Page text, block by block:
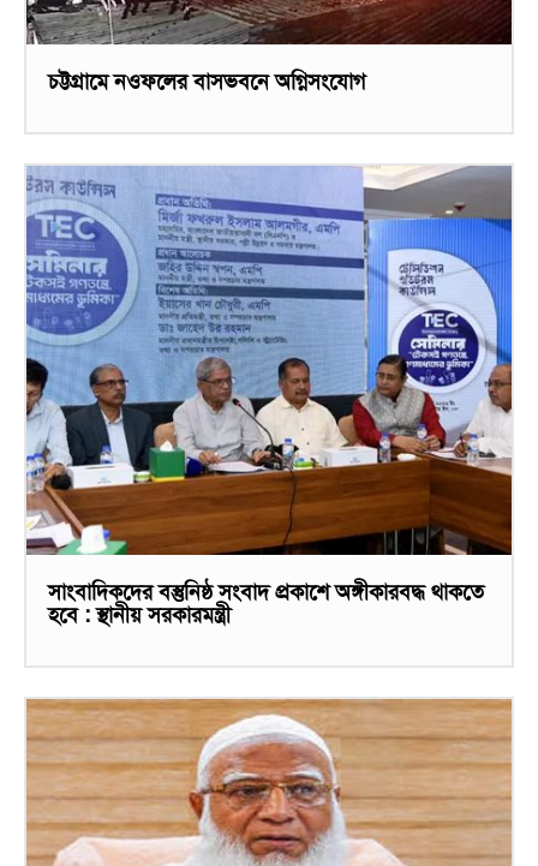
চট্টগ্রামে নওফলের বাসভবনে অগ্নিসংযোগ
সাংবাদিকদের বস্তুনিষ্ঠ সংবাদ প্রকাশে অঙ্গীকারবদ্ধ থাকতে
হবে : স্থানীয় সরকারমন্ত্রী